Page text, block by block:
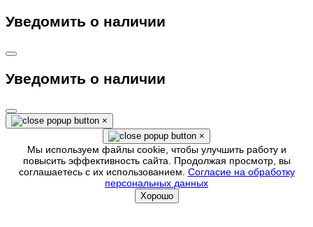
Уведомить о наличии
Уведомить о наличии
×
×
Мы используем файлы cookie, чтобы улучшить работу и
повысить эффективность сайта. Продолжая просмотр, вы
соглашаетесь с их использованием. Согласие на обработку
персональных данных
Хорошо